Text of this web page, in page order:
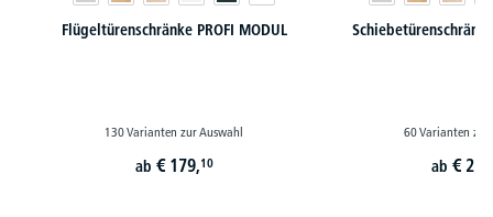
Flügeltürenschränke PROFI MODUL
130 Varianten zur Auswahl
ab € 179,10
60 Varianten zur
ab €